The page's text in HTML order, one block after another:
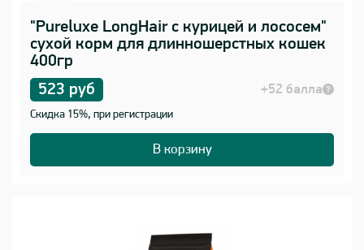
"Pureluxe LongHair с курицей и лососем"
сухой корм для длинношерстных кошек
400гр
523 руб
+52 балла
Скидка 15%, при регистрации
В корзину